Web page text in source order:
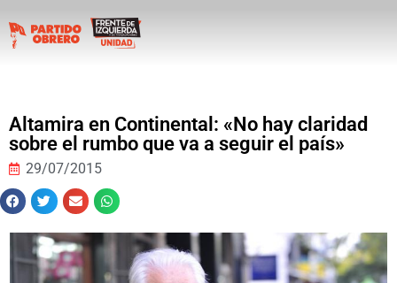
Altamira en Continental: «No hay claridad
sobre el rumbo que va a seguir el país»
29/07/2015